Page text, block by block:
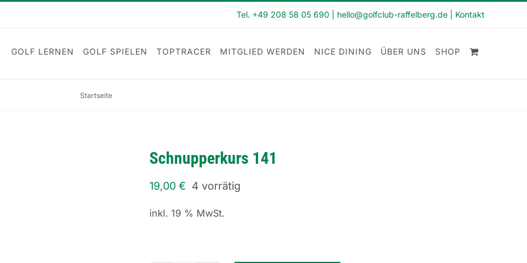
Tel. +49 208 58 05 690 hello@golfclub-raffelberg.de Kontakt
GOLF LERNEN GOLF SPIELEN TOPTRACER MITGLIED WERDEN NICE DINING ÜBER UNS SHOP
Startseite
Schnupperkurs 141
19,00 € 4 vorrätig
inkl. 19 % MwSt.